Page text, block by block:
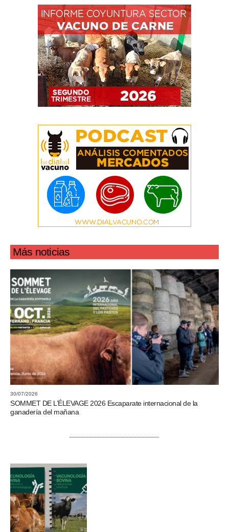
Más noticias
30/07/2026
SOMMET DE L’ÉLEVAGE 2026 Escaparate internacional de la
ganadería del mañana